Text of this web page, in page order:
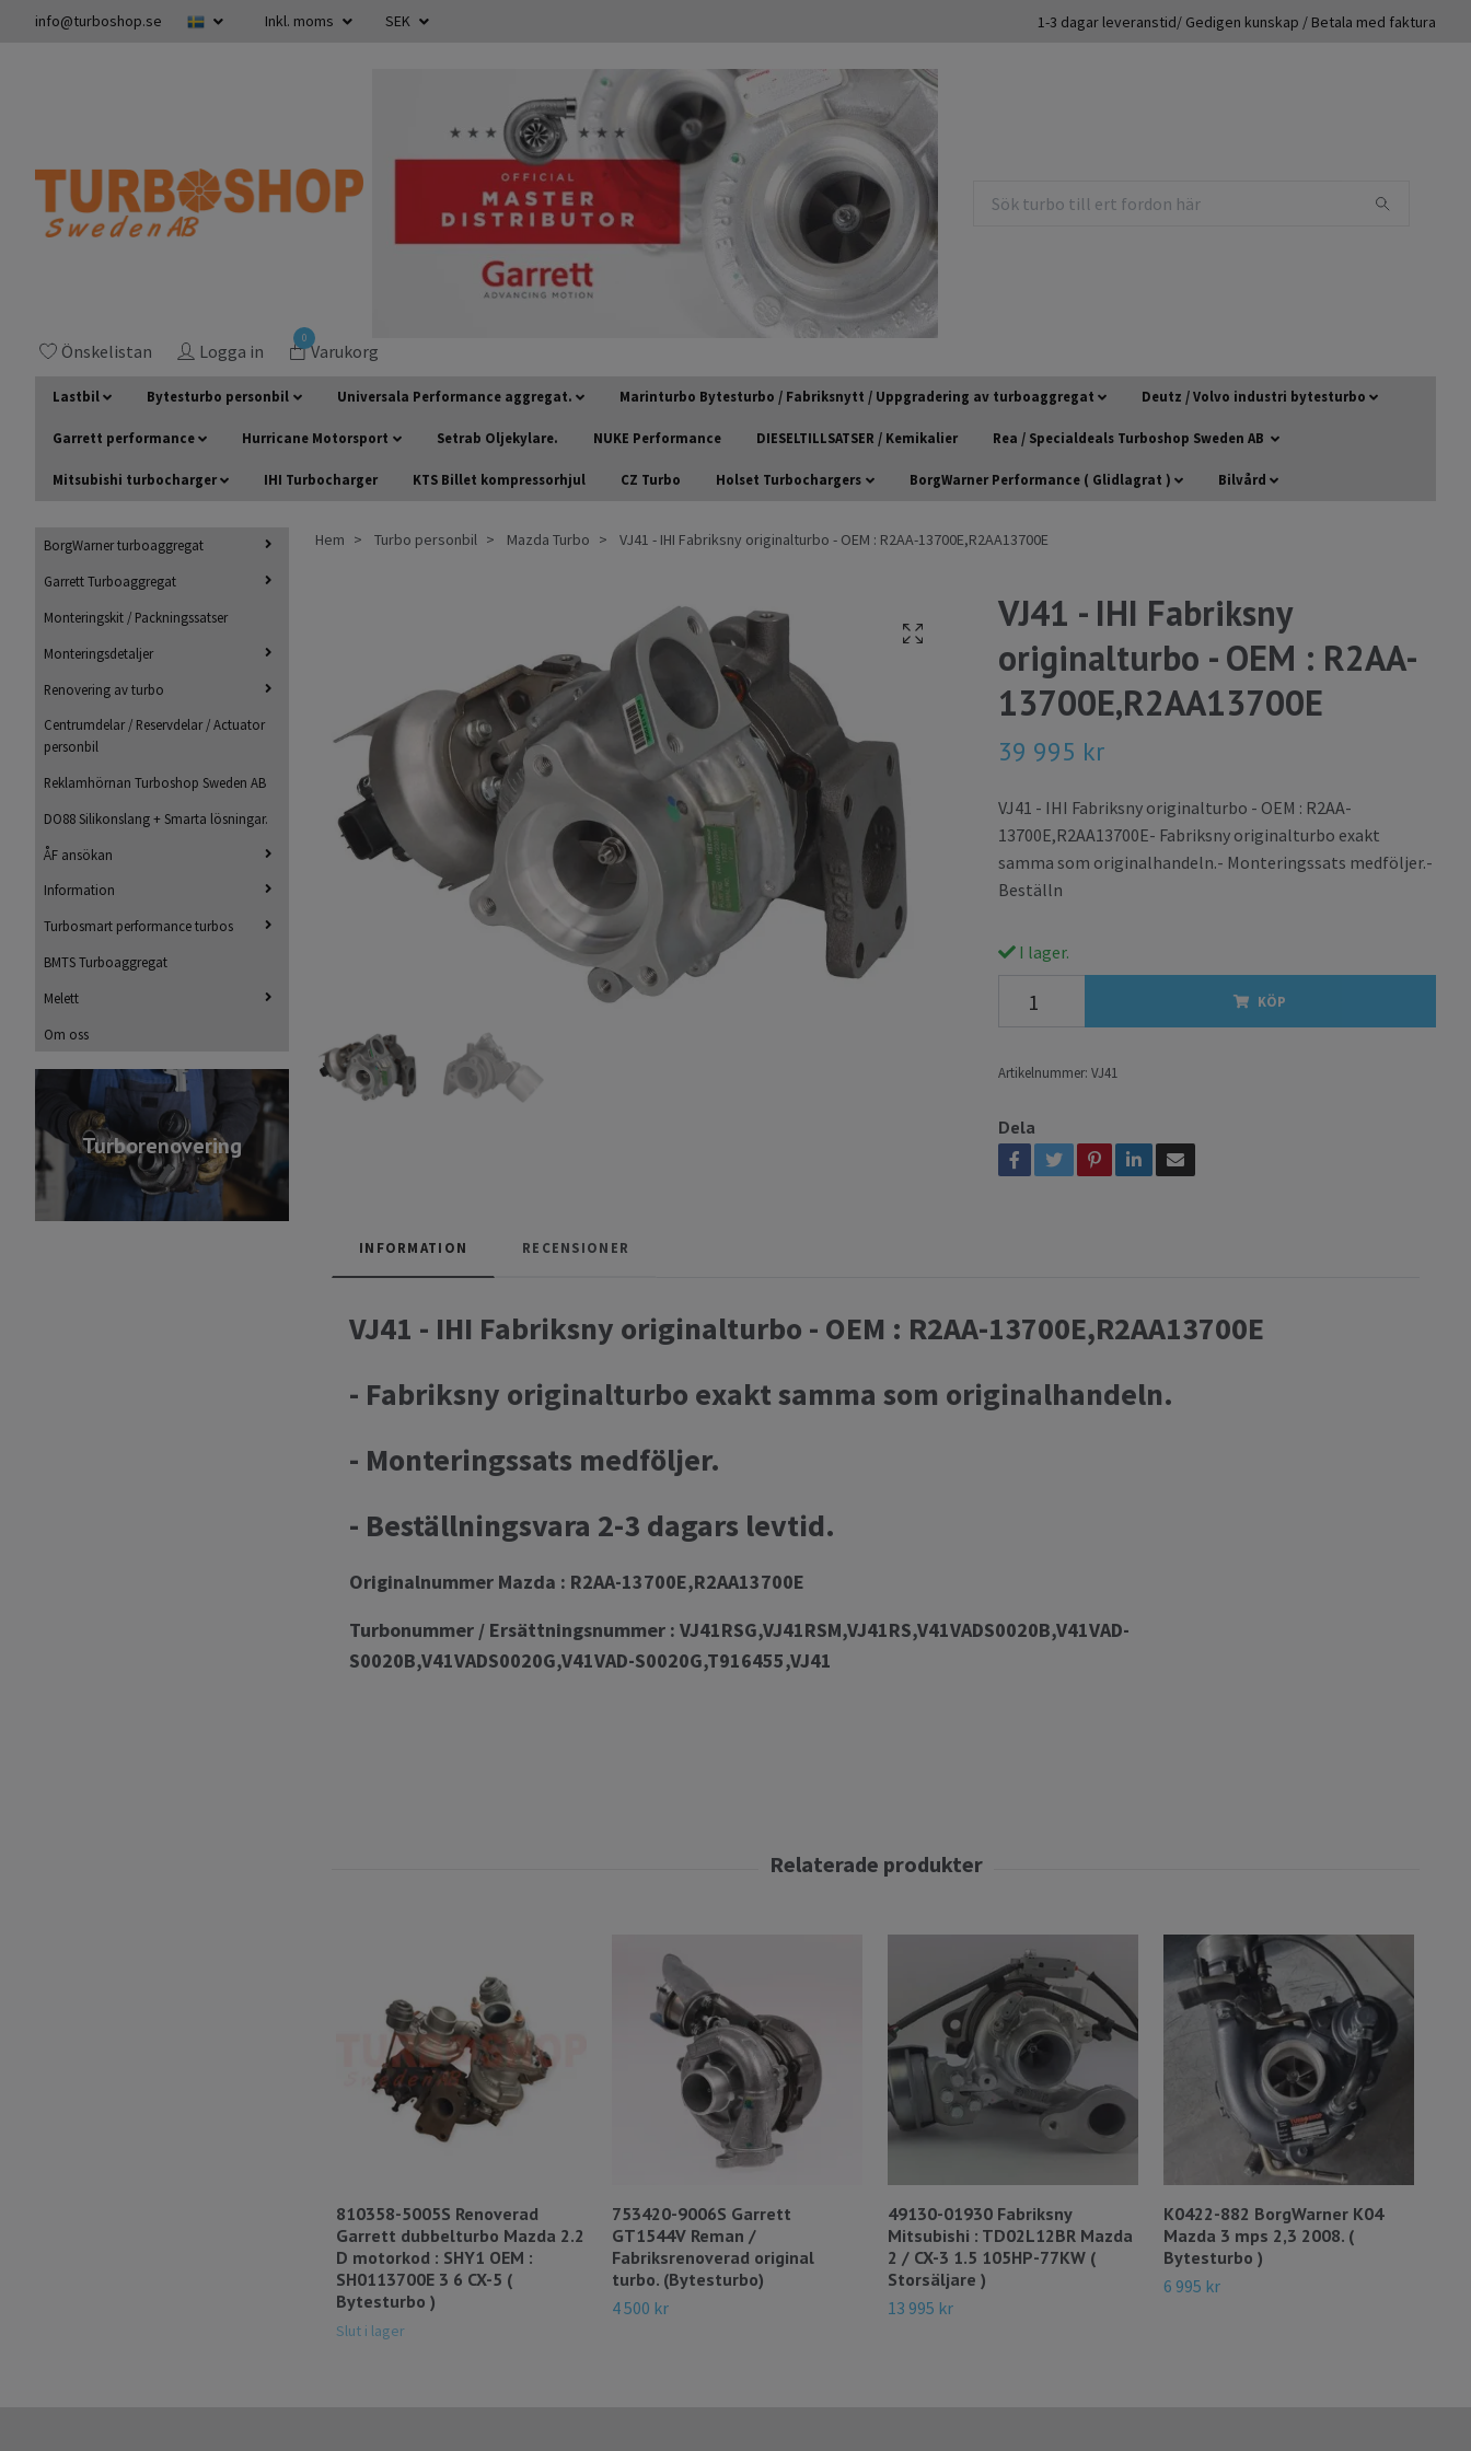
info@turboshop.se Inkl. moms SEK 1-3 dagar leveranstid/ Gedigen kunskap / Betala med faktura
Önskelistan Logga in
0
Varukorg
Lastbil Bytesturbo personbil Universala Performance aggregat. Marinturbo Bytesturbo / Fabriksnytt / Uppgradering av turboaggregat Deutz / Volvo industri bytesturbo
Garrett performance Hurricane Motorsport Setrab Oljekylare. NUKE Performance DIESELTILLSATSER / Kemikalier Rea / Specialdeals Turboshop Sweden AB
Mitsubishi turbocharger IHI Turbocharger KTS Billet kompressorhjul CZ Turbo Holset Turbochargers BorgWarner Performance ( Glidlagrat ) Bilvård
BorgWarner turboaggregat
Garrett Turboaggregat
Monteringskit / Packningssatser
Monteringsdetaljer
Renovering av turbo
Centrumdelar / Reservdelar / Actuator
personbil
Reklamhörnan Turboshop Sweden AB
DO88 Silikonslang + Smarta lösningar.
ÅF ansökan
Information
Turbosmart performance turbos
BMTS Turboaggregat
Melett
Om oss
Turborenovering
Hem Turbo personbil Mazda Turbo VJ41 - IHI Fabriksny originalturbo - OEM : R2AA-13700E,R2AA13700E
VJ41 - IHI Fabriksny
originalturbo - OEM : R2AA-
13700E,R2AA13700E
39 995 kr
VJ41 - IHI Fabriksny originalturbo - OEM : R2AA-
13700E,R2AA13700E- Fabriksny originalturbo exakt
samma som originalhandeln.- Monteringssats medföljer.-
Beställn
I lager.
KÖP
Artikelnummer: VJ41
Dela
INFORMATION RECENSIONER
VJ41 - IHI Fabriksny originalturbo - OEM : R2AA-13700E,R2AA13700E
- Fabriksny originalturbo exakt samma som originalhandeln.
- Monteringssats medföljer.
- Beställningsvara 2-3 dagars levtid.
Originalnummer Mazda : R2AA-13700E,R2AA13700E
Turbonummer / Ersättningsnummer : VJ41RSG,VJ41RSM,VJ41RS,V41VADS0020B,V41VAD-
S0020B,V41VADS0020G,V41VAD-S0020G,T916455,VJ41
810358-5005S Renoverad
Garrett dubbelturbo Mazda 2.2
D motorkod : SHY1 OEM :
SH0113700E 3 6 CX-5 (
Bytesturbo )
Slut i lager
753420-9006S Garrett
GT1544V Reman /
Fabriksrenoverad original
turbo. (Bytesturbo)
4 500 kr
49130-01930 Fabriksny
Mitsubishi : TD02L12BR Mazda
2 / CX-3 1.5 105HP-77KW (
Storsäljare )
13 995 kr
K0422-882 BorgWarner K04
Mazda 3 mps 2,3 2008. (
Bytesturbo )
6 995 kr